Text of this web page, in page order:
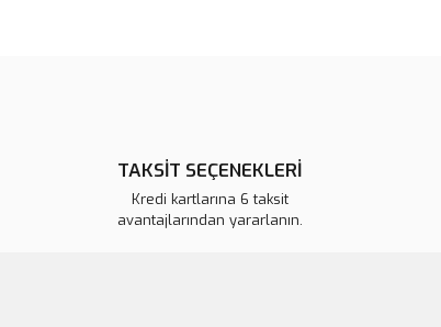
TAKSİT SEÇENEKLERİ
Kredi kartlarına 6 taksit
avantajlarından yararlanın.